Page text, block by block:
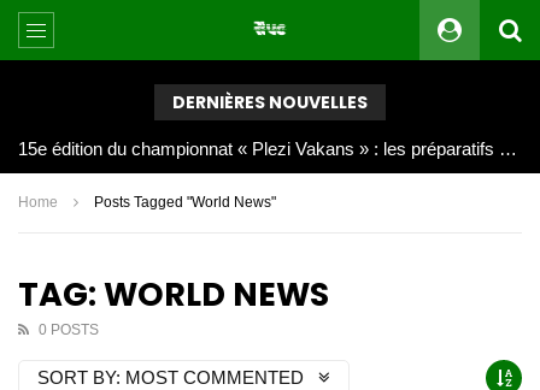
DERNIÈRES NOUVELLES
Joy Clerf Derisier, sur les traces de son père : évangéliser par la musique
Home Posts Tagged "World News"
TAG: WORLD NEWS
0 POSTS
SORT BY: MOST COMMENTED